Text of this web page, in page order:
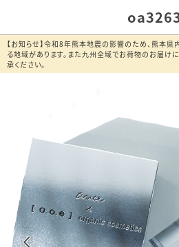
【お知らせ】令和8年熊本地震の影響のため、熊本
る地域があります。また九州全域でお荷物のお届け
承ください。